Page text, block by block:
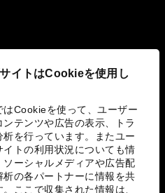
イトはCookieを使用し
はCookieを使って、ユーザー
ンテンツや広告の表示、トラ
析を行っています。またユー
イトの利用状況についても情
ソーシャルメディアや広告配
析の各パートナーに情報を共
ここで収集された情報は、
み